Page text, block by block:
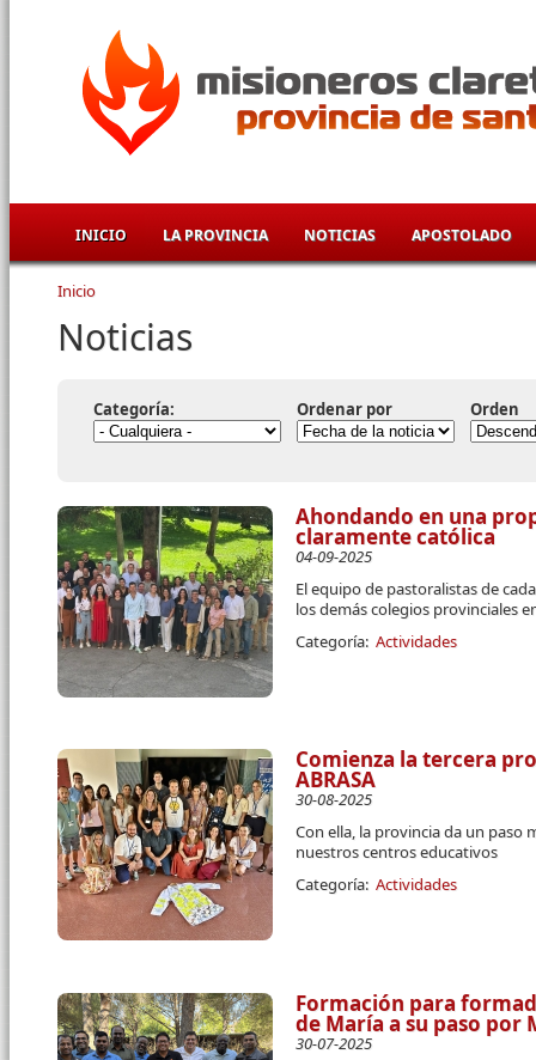
INICIO LA PROVINCIA NOTICIAS APOSTOLADO
Se encuentra usted aquí
Inicio
Noticias
Categoría: Ordenar por Orden
Ahondando en una
claramente católica
04-09-2025
El equipo de pastoralistas de
los demás colegios provinciales
Categoría: Actividades
Comienza la tercera
ABRASA
30-08-2025
Con ella, la provincia da un paso
nuestros centros educativos
Categoría: Actividades
Formación para
de María a su paso por
30-07-2025